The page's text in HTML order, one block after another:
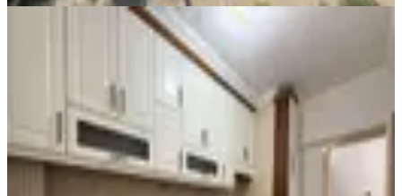
Reşatbey Mah-atatürk Parkına
Yakın-ismet İnönü Okulu Karşısı-2+1
Kiralık Daire
Seyhan, Reşatbey Mahallesi
2+1·100 m²
20.000 ₺